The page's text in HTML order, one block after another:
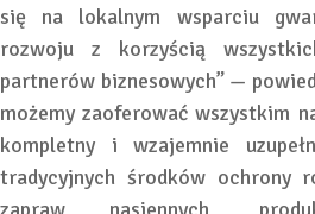
się na lokalnym wsparciu
rozwoju z korzyścią
partnerów biznesowych” —
możemy zaoferować wszystkim
kompletny i wzajemnie
tradycyjnych środków ochrony